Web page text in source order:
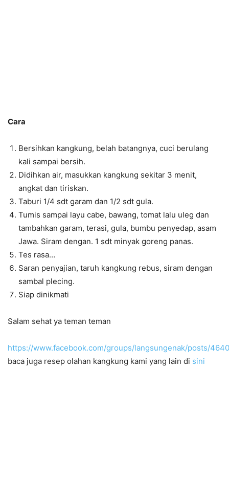
Cara
Bersihkan kangkung, belah batangnya, cuci berulang
kali sampai bersih.
Didihkan air, masukkan kangkung sekitar 3 menit,
angkat dan tiriskan.
Taburi 1/4 sdt garam dan 1/2 sdt gula.
Tumis sampai layu cabe, bawang, tomat lalu uleg dan
tambahkan garam, terasi, gula, bumbu penyedap, asam
Jawa. Siram dengan. 1 sdt minyak goreng panas.
Tes rasa…
Saran penyajian, taruh kangkung rebus, siram dengan
sambal plecing.
Siap dinikmati
Salam sehat ya teman teman
https://www.facebook.com/groups/langsungenak/posts/
baca juga resep olahan kangkung kami yang lain di sini